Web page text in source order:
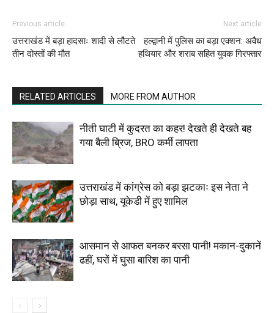
Previous article
उत्तराखंड में बड़ा हादसाः शादी से लौटते
तीन दोस्तों की मौत
Next article
हल्द्वानी में पुलिस का बड़ा एक्शन: अवैध
हथियार और शराब सहित युवक गिरफ्तार
RELATED ARTICLES MORE FROM AUTHOR
नीती घाटी में कुदरत का कहर! देखते ही देखते बह
गया बैली ब्रिज, BRO कर्मी लापता
उत्तराखंड में कांग्रेस को बड़ा झटकाः इस नेता ने
छोड़ा साथ, यूकेडी में हुए शामिल
आसमान से आफत बनकर बरसा पानी! मकान-दुकानें
ढहीं, घरों में घुसा बारिश का पानी